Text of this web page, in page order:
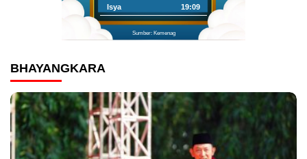
Isya 19:09
Sumber: Kemenag
BHAYANGKARA